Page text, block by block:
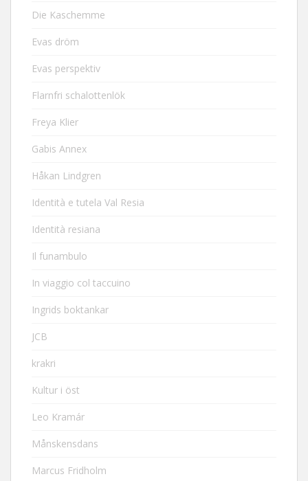
Die Kaschemme
Evas dröm
Evas perspektiv
Flarnfri schalottenlök
Freya Klier
Gabis Annex
Håkan Lindgren
Identità e tutela Val Resia
Identità resiana
Il funambulo
In viaggio col taccuino
Ingrids boktankar
JCB
krakri
Kultur i öst
Leo Kramár
Månskensdans
Marcus Fridholm